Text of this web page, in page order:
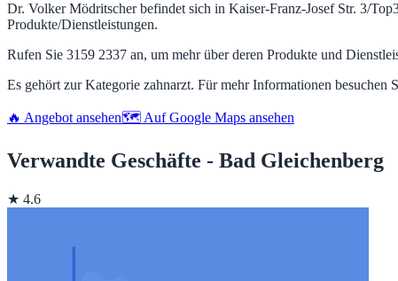
Dr. Volker Mödritscher befindet sich in Kaiser-Franz-Josef Str. 3/
Produkte/Dienstleistungen.
Rufen Sie 3159 2337 an, um mehr über deren Produkte und
Es gehört zur Kategorie zahnarzt. Für mehr Informationen besuchen
🔥 Angebot ansehen🗺️ Auf Google Maps ansehen
Verwandte Geschäfte - Bad Gleichenberg
★ 4.6